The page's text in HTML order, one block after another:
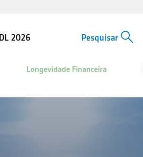
IDL 2026
Longevidade Financeira